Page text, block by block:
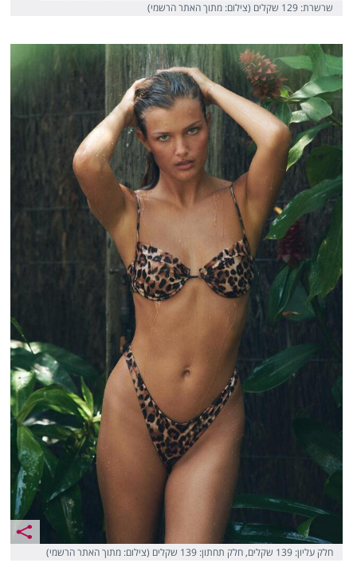
שרשרת: 129 שקלים (צילום: מתוך האתר הרשמי)
חלק עליון: 139 שקלים, חלק תחתון: 139 שקלים (צילום: מתוך האתר הרשמי)